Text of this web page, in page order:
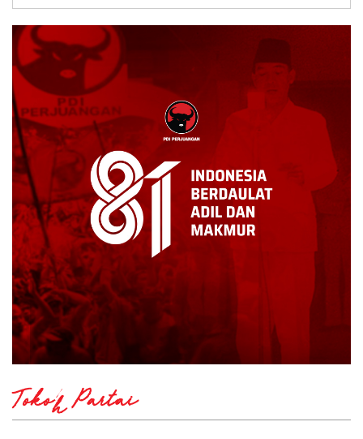
Tokoh Partai